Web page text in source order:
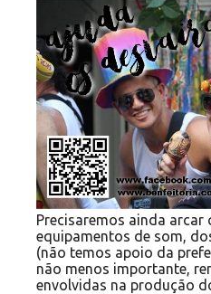
Precisaremos ainda arcar
equipamentos de som,
(não temos apoio da
não menos importante,
envolvidas na produção